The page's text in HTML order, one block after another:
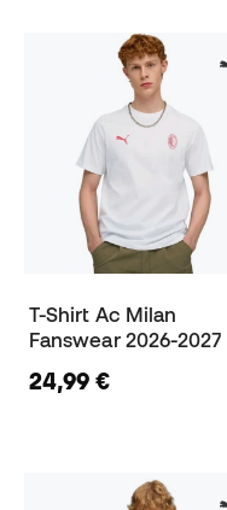
T-Shirt Ac Milan
Fanswear 2026-2027
24,99 €